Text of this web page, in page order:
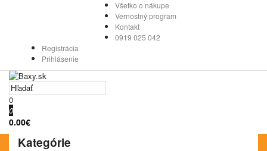
Všetko o nákupe
Vernostný program
Kontakt
0919 025 042
Registrácia
Prihlásenie
0
0
0.00€
Kategórie